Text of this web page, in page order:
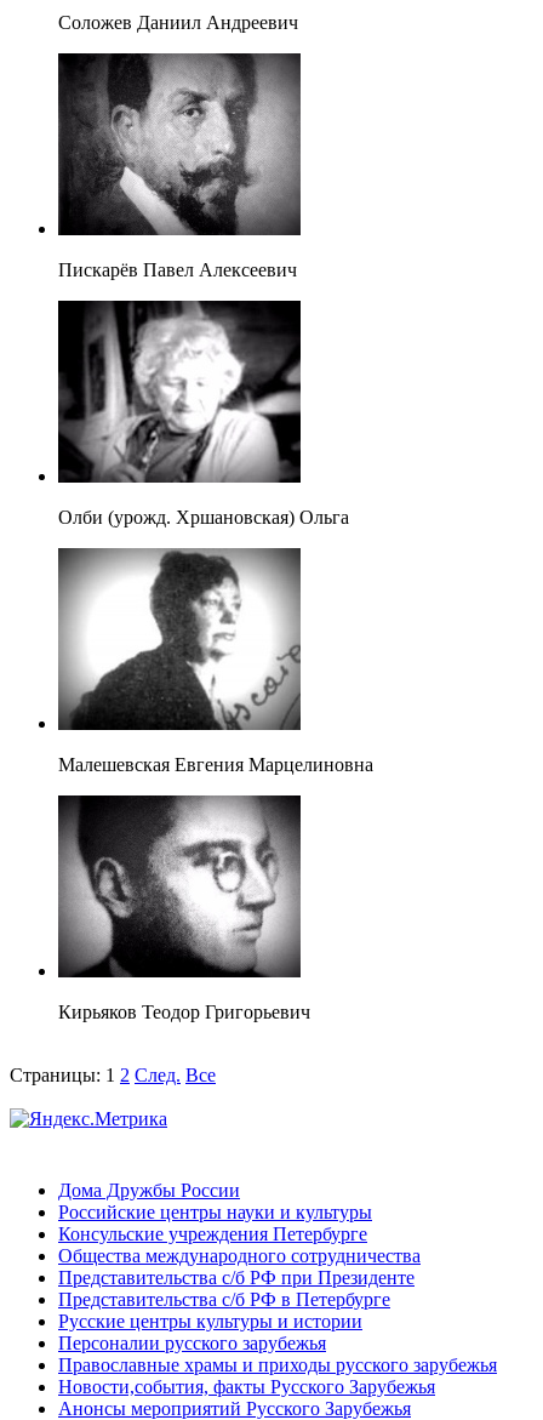
Соложев Даниил Андреевич
Пискарёв Павел Алексеевич
Олби (урожд. Хршановская) Ольга
Малешевская Евгения Марцелиновна
Кирьяков Теодор Григорьевич
Страницы: 1 2 След. Все
Дома Дружбы России
Российские центры науки и культуры
Консульские учреждения Петербурге
Общества международного сотрудничества
Представительства с/б РФ при Президенте
Представительства с/б РФ в Петербурге
Русские центры культуры и истории
Персоналии русского зарубежья
Православные храмы и приходы русского зарубежья
Новости,события, факты Русского Зарубежья
Анонсы мероприятий Русского Зарубежья